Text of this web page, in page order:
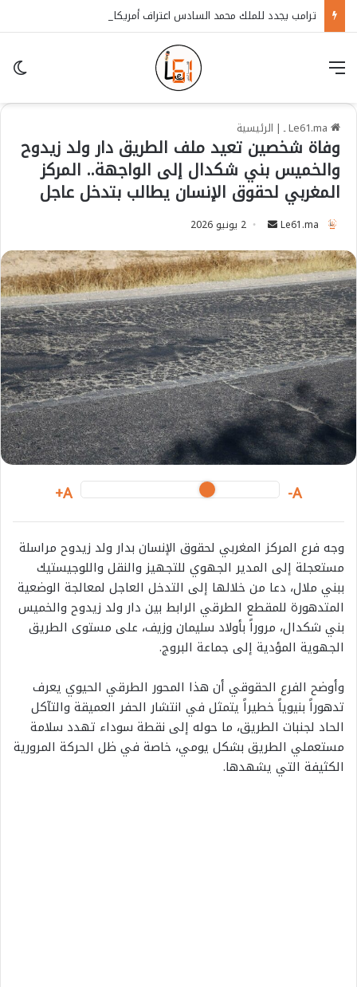
| الرئيسية
وفاة شخصين تعيد ملف الطريق دار ولد زيدوح
والخميس بني شكدال إلى الواجهة.. المركز
المغربي لحقوق الإنسان يطالب بتدخل عاجل
Le61.ma
n
d
a
n
e
m
a
i
l
2 يونيو 2026
A-
A+
وجه فرع المركز المغربي لحقوق الإنسان بدار ولد زيدوح مراسلة
مستعجلة إلى المدير الجهوي للتجهيز والنقل واللوجيستيك
ببني ملال، دعا من خلالها إلى التدخل العاجل لمعالجة الوضعية
المتدهورة للمقطع الطرقي الرابط بين دار ولد زيدوح والخميس
بني شكدال، مروراً بأولاد سليمان وزيف، على مستوى الطريق
الجهوية المؤدية إلى جماعة البروج.
وأوضح الفرع الحقوقي أن هذا المحور الطرقي الحيوي يعرف
تدهوراً بنيوياً خطيراً يتمثل في انتشار الحفر العميقة والتآكل
الحاد لجنبات الطريق، ما حوله إلى نقطة سوداء تهدد سلامة
مستعملي الطريق بشكل يومي، خاصة في ظل الحركة المرورية
الكثيفة التي يشهدها.